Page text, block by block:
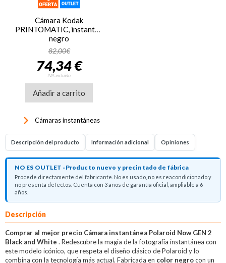
Cámara Kodak
PRINTOMATIC, instantánea,
negro
82,00€
74,34 €
IVA incluido
Añadir a carrito
keyboard_arrow_right Cámaras instantáneas
Descripción del producto Información adicional Opiniones
NO ES OUTLET · Producto nuevo y precintado de fábrica
Procede directamente del fabricante. No es usado, no es reacondicionado y
no presenta defectos. Cuenta con 3 años de garantía oficial, ampliable a 6
años.
Descripción
Comprar al mejor precio Cámara instantánea Polaroid Now GEN 2
Black and White . Redescubre la magia de la fotografía instantánea con
este modelo icónico, que respeta el diseño clásico de Polaroid y lo
combina con la tecnología más actual. Fabricada en color negrocon un